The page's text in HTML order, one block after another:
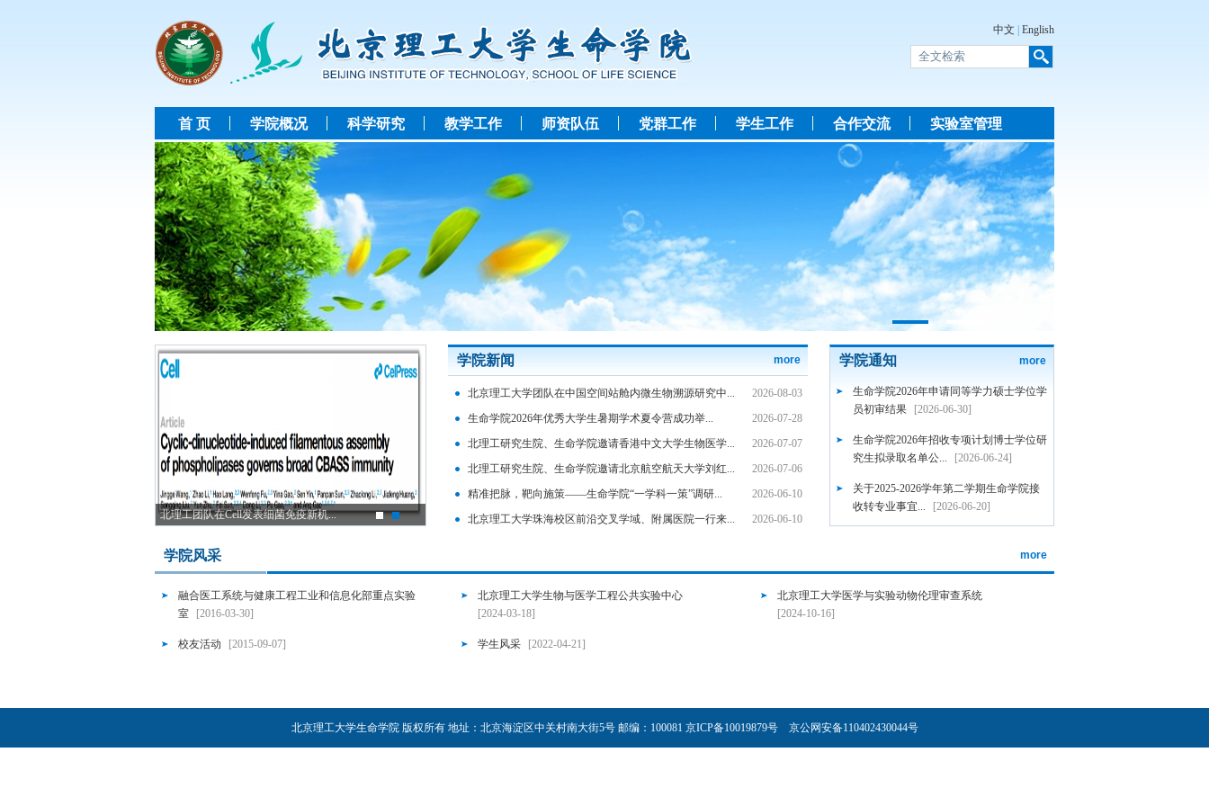
中文 English
首 页 学院概况 科学研究 教学工作 师资队伍 党群工作 学生工作 合作交流 实验室管理
北理工团队在Cell发表细菌免疫新机... 北理工团队及合作者在金属配位调控3D... 北理工团队在Cell发表细菌免疫新机...
more
学院新闻
2026-08-03
北京理工大学团队在中国空间站舱内微生物溯源研究中...
2026-07-28
生命学院2026年优秀大学生暑期学术夏令营成功举...
2026-07-07
北理工研究生院、生命学院邀请香港中文大学生物医学...
2026-07-06
北理工研究生院、生命学院邀请北京航空航天大学刘红...
2026-06-10
精准把脉，靶向施策——生命学院“一学科一策”调研...
2026-06-10
北京理工大学珠海校区前沿交叉学域、附属医院一行来...
more
学院通知
生命学院2026年申请同等学力硕士学位学
员初审结果
[2026-06-30]
生命学院2026年招收专项计划博士学位研
究生拟录取名单公...
[2026-06-24]
关于2025-2026学年第二学期生命学院接
收转专业事宜...
[2026-06-20]
more
学院风采
融合医工系统与健康工程工业和信息化部重点实验
室
[2016-03-30]
校友活动 [2015-09-07]
北京理工大学生物与医学工程公共实验中心
[2024-03-18]
学生风采 [2022-04-21]
北京理工大学医学与实验动物伦理审查系统
[2024-10-16]
北京理工大学生命学院 版权所有 地址：北京海淀区中关村南大街5号 邮编：100081 京ICP备10019879号 京公网安备110402430044号